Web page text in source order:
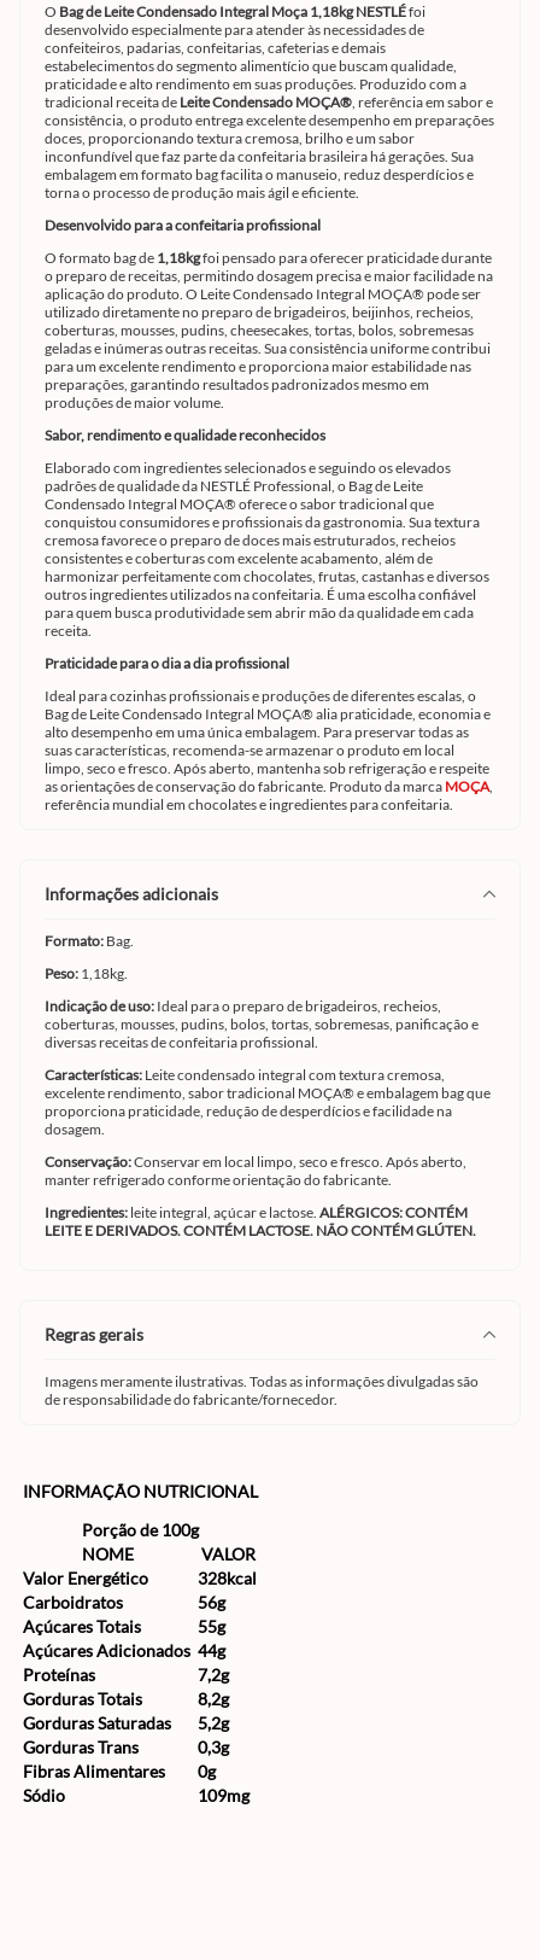
O Bag de Leite Condensado Integral Moça 1,18kg NESTLÉfoi
desenvolvido especialmente para atender às necessidades de
confeiteiros, padarias, confeitarias, cafeterias e demais
estabelecimentos do segmento alimentício que buscam qualidade,
praticidade e alto rendimento em suas produções. Produzido com a
tradicional receita de Leite Condensado MOÇA® , referência em sabor e
consistência, o produto entrega excelente desempenho em preparações
doces, proporcionando textura cremosa, brilho e um sabor
inconfundível que faz parte da confeitaria brasileira há gerações. Sua
embalagem em formato bag facilita o manuseio, reduz desperdícios e
torna o processo de produção mais ágil e eficiente.
Desenvolvido para a confeitaria profissional
O formato bag de 1,18kgfoi pensado para oferecer praticidade durante
o preparo de receitas, permitindo dosagem precisa e maior facilidade na
aplicação do produto. O Leite Condensado Integral MOÇA® pode ser
utilizado diretamente no preparo de brigadeiros, beijinhos, recheios,
coberturas, mousses, pudins, cheesecakes, tortas, bolos, sobremesas
geladas e inúmeras outras receitas. Sua consistência uniforme contribui
para um excelente rendimento e proporciona maior estabilidade nas
preparações, garantindo resultados padronizados mesmo em
produções de maior volume.
Sabor, rendimento e qualidade reconhecidos
Elaborado com ingredientes selecionados e seguindo os elevados
padrões de qualidade da NESTLÉ Professional, o Bag de Leite
Condensado Integral MOÇA® oferece o sabor tradicional que
conquistou consumidores e profissionais da gastronomia. Sua textura
cremosa favorece o preparo de doces mais estruturados, recheios
consistentes e coberturas com excelente acabamento, além de
harmonizar perfeitamente com chocolates, frutas, castanhas e diversos
outros ingredientes utilizados na confeitaria. É uma escolha confiável
para quem busca produtividade sem abrir mão da qualidade em cada
receita.
Praticidade para o dia a dia profissional
Ideal para cozinhas profissionais e produções de diferentes escalas, o
Bag de Leite Condensado Integral MOÇA® alia praticidade, economia e
alto desempenho em uma única embalagem. Para preservar todas as
suas características, recomenda-se armazenar o produto em local
limpo, seco e fresco. Após aberto, mantenha sob refrigeração e respeite
as orientações de conservação do fabricante. Produto da marca MOÇA,
referência mundial em chocolates e ingredientes para confeitaria.
informações adicionais
Formato: Bag.
Peso: 1,18kg.
Indicação de uso: Ideal para o preparo de brigadeiros, recheios,
coberturas, mousses, pudins, bolos, tortas, sobremesas, panificação e
diversas receitas de confeitaria profissional.
Características: Leite condensado integral com textura cremosa,
excelente rendimento, sabor tradicional MOÇA® e embalagem bag que
proporciona praticidade, redução de desperdícios e facilidade na
dosagem.
Conservação:Conservar em local limpo, seco e fresco. Após aberto,
manter refrigerado conforme orientação do fabricante.
Ingredientes: leite integral, açúcar e lactose. ALÉRGICOS: CONTÉM
LEITE E DERIVADOS. CONTÉM LACTOSE. NÃO CONTÉM GLÚTEN.
regras gerais
Imagens meramente ilustrativas. Todas as informações divulgadas são
de responsabilidade do fabricante/fornecedor.
INFORMAÇÃO NUTRICIONAL
Porção de 100g
NOME
VALOR
Valor Energético
328kcal
Carboidratos
56g
Açúcares Totais
55g
Açúcares Adicionados 44g
Proteínas
7,2g
Gorduras Totais
8,2g
Gorduras Saturadas
5,2g
Gorduras Trans
0,3g
Fibras Alimentares
0g
Sódio
109mg